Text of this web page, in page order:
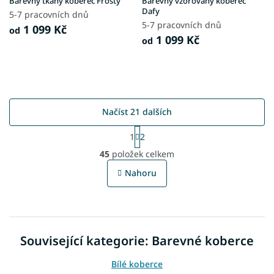
5-7 pracovních dnů
od 1 099 Kč
Dafy
5-7 pracovních dnů
od 1 099 Kč
O
v
l
c
p
v
Načíst 21 dalších
S
t
r
á
n
á
í
1
2
45 položek celkem
Nahoru
Související kategorie: Barevné koberce
Bílé koberce